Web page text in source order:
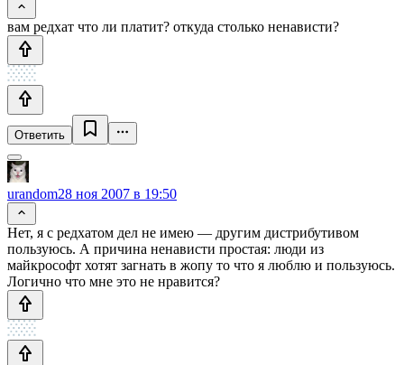
вам редхат что ли платит? откуда столько ненависти?
Ответить
urandom28 ноя 2007 в 19:50
Нет, я с редхатом дел не имею — другим дистрибутивом
пользуюсь. А причина ненависти простая: люди из
майкрософт хотят загнать в жопу то что я люблю и пользуюсь.
Логично что мне это не нравится?